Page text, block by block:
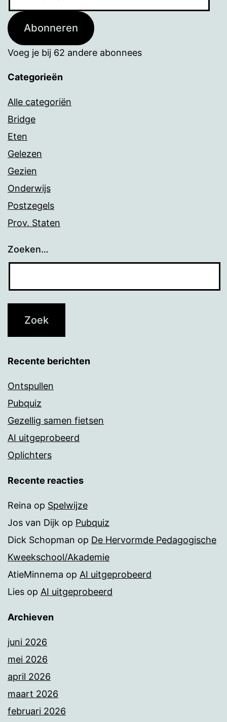
Abonneren
Voeg je bij 62 andere abonnees
Categorieën
Alle categoriën
Bridge
Eten
Gelezen
Gezien
Onderwijs
Postzegels
Prov. Staten
Zoeken…
Recente berichten
Ontspullen
Pubquiz
Gezellig samen fietsen
AI uitgeprobeerd
Oplichters
Recente reacties
Reina op Spelwijze
Jos van Dijk op Pubquiz
Dick Schopman op De Hervormde Pedagogische
Kweekschool/Akademie
AtieMinnema op AI uitgeprobeerd
Lies op AI uitgeprobeerd
Archieven
juni 2026
mei 2026
april 2026
maart 2026
februari 2026